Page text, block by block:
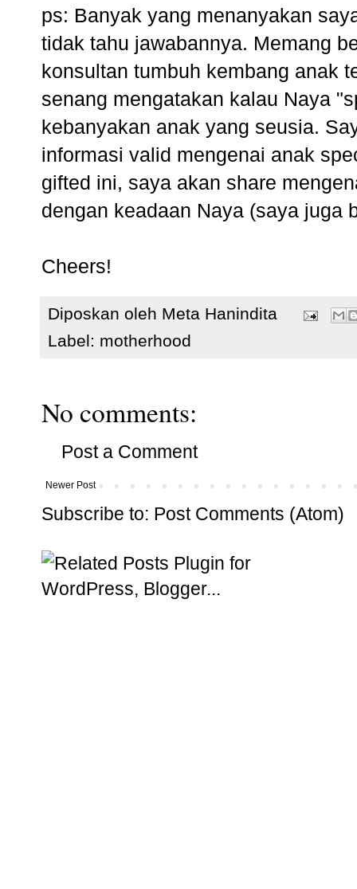
ps: Banyak yang menanyakan
tidak tahu jawabannya. Memang
konsultan tumbuh kembang anak
senang mengatakan kalau Naya
kebanyakan anak yang seusia.
informasi valid mengenai anak
gifted ini, saya akan share
dengan keadaan Naya (saya juga
Cheers!
Diposkan oleh Meta Hanindita
Label: motherhood
No comments:
Post a Comment
Newer Post
Subscribe to: Post Comments (Atom)